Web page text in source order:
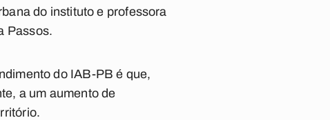
do instituto e professora
Passos.
do IAB-PB é que,
a um aumento de